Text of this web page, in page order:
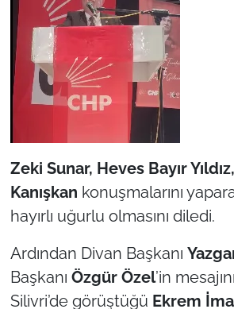
Zeki Sunar, Heves Bayır
Kanışkan konuşmalarını
hayırlı uğurlu olmasını diledi.
Ardından Divan Başkanı
Başkanı Özgür Özel’in
Silivri’de görüştüğü Ekrem